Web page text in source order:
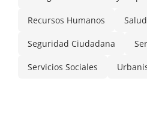
Recursos Humanos
Seguridad Ciudadana
Servicios Sociales